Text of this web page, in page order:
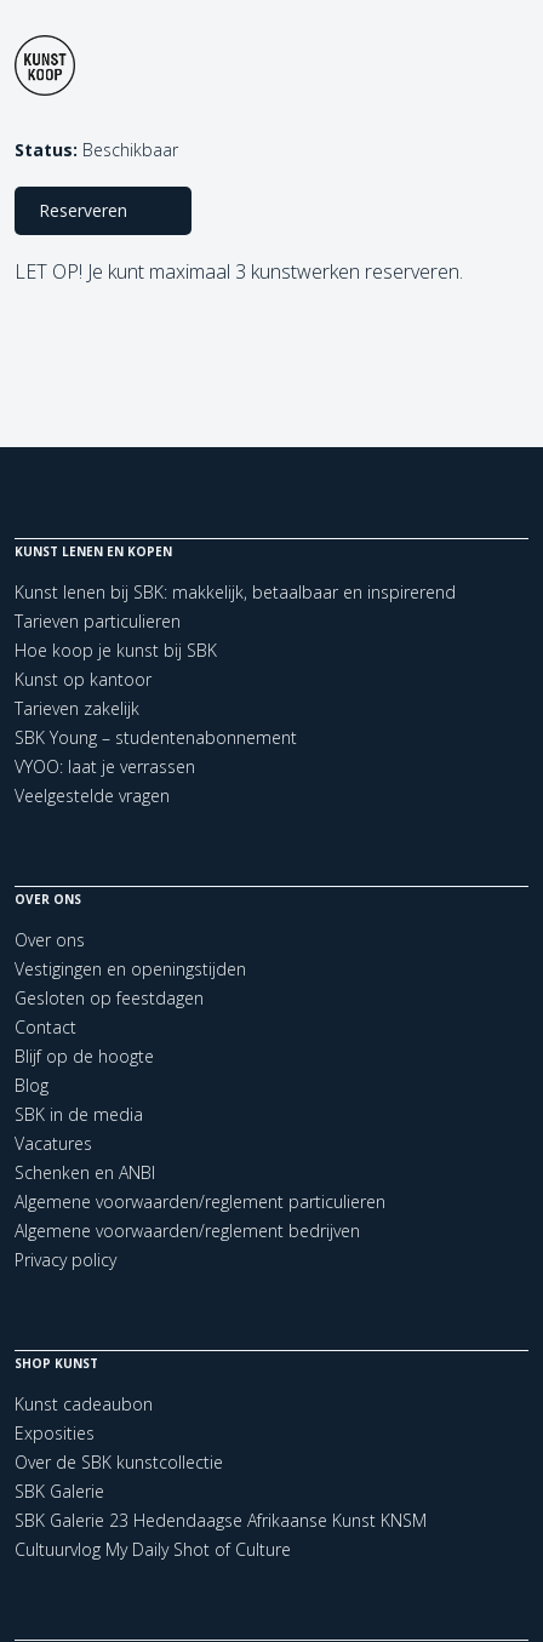
Status: Beschikbaar
Reserveren
LET OP! Je kunt maximaal 3 kunstwerken reserveren.
KUNST LENEN EN KOPEN
Kunst lenen bij SBK: makkelijk, betaalbaar en inspirerend
Tarieven particulieren
Hoe koop je kunst bij SBK
Kunst op kantoor
Tarieven zakelijk
SBK Young – studentenabonnement
VYOO: laat je verrassen
Veelgestelde vragen
OVER ONS
Over ons
Vestigingen en openingstijden
Gesloten op feestdagen
Contact
Blijf op de hoogte
Blog
SBK in de media
Vacatures
Schenken en ANBI
Algemene voorwaarden/reglement particulieren
Algemene voorwaarden/reglement bedrijven
Privacy policy
SHOP KUNST
Kunst cadeaubon
Exposities
Over de SBK kunstcollectie
SBK Galerie
SBK Galerie 23 Hedendaagse Afrikaanse Kunst KNSM
Cultuurvlog My Daily Shot of Culture